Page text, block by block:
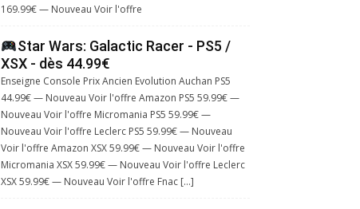
169.99€ — Nouveau Voir l'offre
Star Wars: Galactic Racer - PS5 /
XSX - dès 44.99€
Enseigne Console Prix Ancien Evolution Auchan PS5
44.99€ — Nouveau Voir l'offre Amazon PS5 59.99€ —
Nouveau Voir l'offre Micromania PS5 59.99€ —
Nouveau Voir l'offre Leclerc PS5 59.99€ — Nouveau
Voir l'offre Amazon XSX 59.99€ — Nouveau Voir l'offre
Micromania XSX 59.99€ — Nouveau Voir l'offre Leclerc
XSX 59.99€ — Nouveau Voir l'offre Fnac […]